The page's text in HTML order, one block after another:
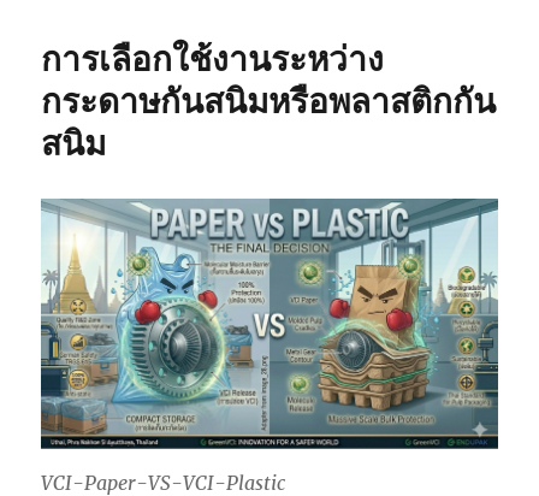
การเลือกใช้งานระหว่าง
กระดาษกันสนิมหรือพลาสติกกัน
สนิม
VCI-Paper-VS-VCI-Plastic